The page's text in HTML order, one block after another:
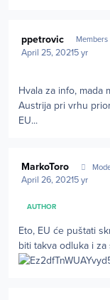
ppetrovic Members
April 25, 20215 yr
Hvala za info, mada
Austrija pri vrhu
EU...
MarkoToro
April 26, 20215 yr
AUTHOR
Eto, EU će puštati
biti takva odluka i